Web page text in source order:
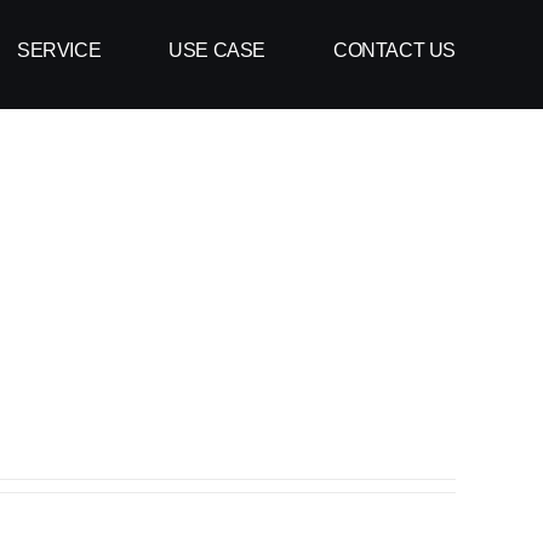
SERVICE USE CASE CONTACT US